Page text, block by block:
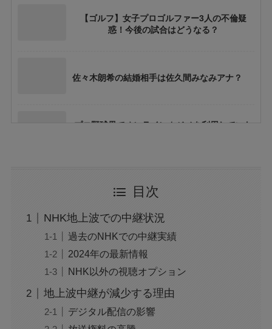
【ゴルフ】女子プロゴルファー3人の不倫疑
惑！今後の試合はどうなる？
佐々木朗希の結婚相手は佐久間みなみアナ？
プロ野球界でオンラインカジノを利用していた
ソフトバンクの栗原陵矢選手に何があったの？
プロ野球の練習試合とオープン戦の違いとは？
目的・ルール・運営方法を徹底解説
ガンバの山田康太選手の迷惑行為って、何をし
たの？
目次
NHK地上波での中継状況
過去のNHKでの中継実績
2024年の最新情報
NHK以外の視聴オプション
地上波中継が減少する理由
デジタル配信の影響